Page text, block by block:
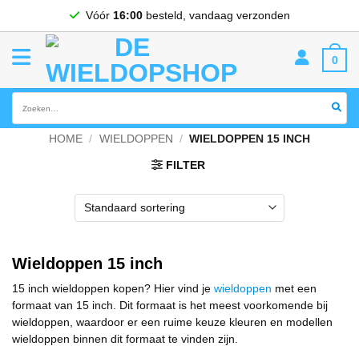
Vóór 16:00besteld, vandaag verzonden
0
HOME / WIELDOPPEN / WIELDOPPEN 15 INCH
FILTER
Wieldoppen 15 inch
15 inch wieldoppen kopen? Hier vind je wieldoppen met een
formaat van 15 inch. Dit formaat is het meest voorkomende bij
wieldoppen, waardoor er een ruime keuze kleuren en modellen
wieldoppen binnen dit formaat te vinden zijn.